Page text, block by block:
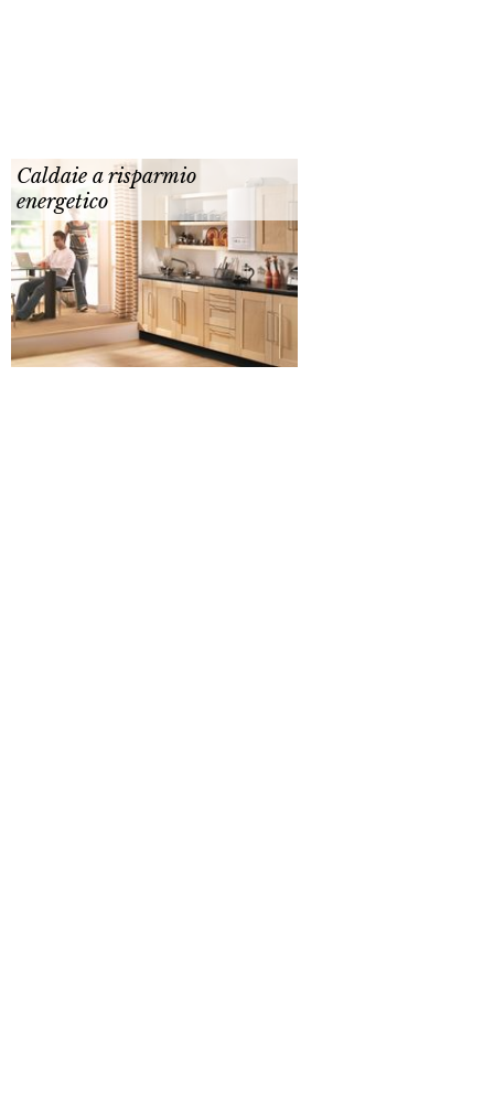
Caldaie a risparmio
energetico